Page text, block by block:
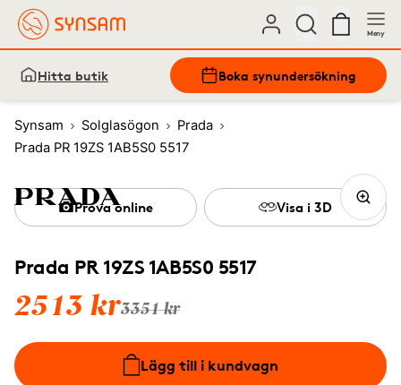
Meny
Hitta butik Boka synundersökning
Synsam Solglasögon
Prada
Prada PR 19ZS 1AB5S0 5517
Prada PR 19ZS 1AB5S0 5517
2513 kr3351 kr
Lägg till i kundvagn
Prova online Visa i 3D